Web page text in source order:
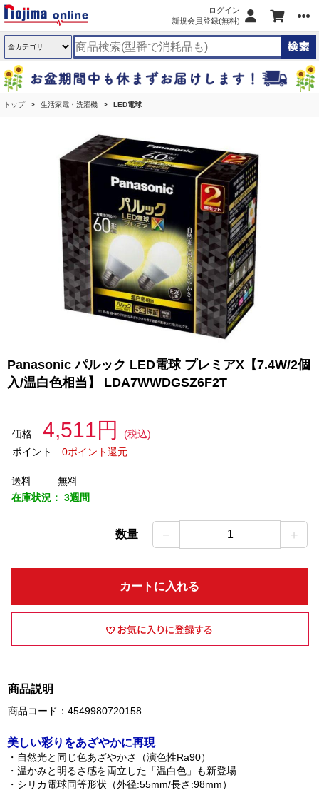
ログイン
新規会員登録(無料)
トップ 生活家電・洗濯機 LED電球
Panasonic パルック LED電球 プレミアX【7.4W/2個
入/温白色相当】 LDA7WWDGSZ6F2T
価格 4,511円
(税込)
ポイント
0ポイント還元
送料
無料
在庫状況： 3週間
数量 － 1 ＋
カートに入れる
商品説明
商品コード：4549980720158
美しい彩りをあざやかに再現
・自然光と同じ色あざやかさ（演色性Ra90）
・温かみと明るさ感を両立した「温白色」も新登場
・シリカ電球同等形状（外径:55mm/長さ:98mm）